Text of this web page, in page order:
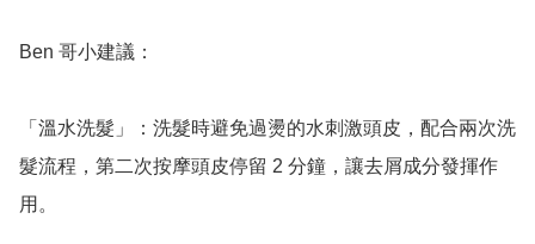
Ben 哥小建議：
「溫水洗髮」：洗髮時避免過燙的水刺激頭皮，配合兩次洗
髮流程，第二次按摩頭皮停留 2 分鐘，讓去屑成分發揮作
用。